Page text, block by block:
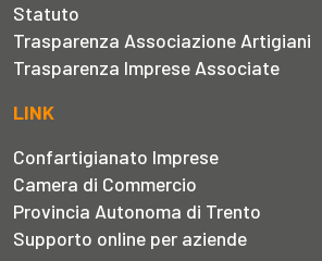
Statuto
Trasparenza Associazione Artigiani
Trasparenza Imprese Associate
LINK
Confartigianato Imprese
Camera di Commercio
Provincia Autonoma di Trento
Supporto online per aziende